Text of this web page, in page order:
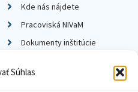
Súhlas
Kde nás nájdete
Pracoviská NIVaM
Dokumenty inštitúcie